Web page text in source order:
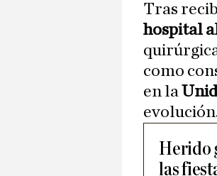
Tras
hospital
como
en la
Herido
las